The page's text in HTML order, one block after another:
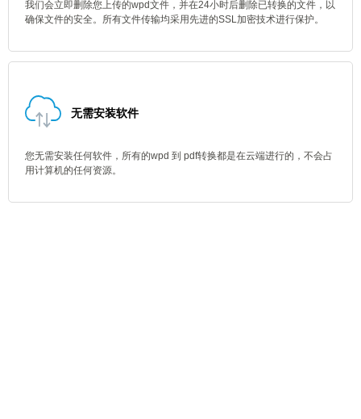
我们会立即删除您上传的wpd文件，并在24小时后删除已转换的文件，以
确保文件的安全。所有文件传输均采用先进的SSL加密技术进行保护。
无需安装软件
您无需安装任何软件，所有的wpd 到 pdf转换都是在云端进行的，不会占
用计算机的任何资源。